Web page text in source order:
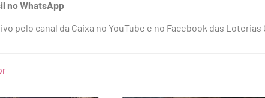
no WhatsApp
pelo canal da Caixa no YouTube e no Facebook das Loterias